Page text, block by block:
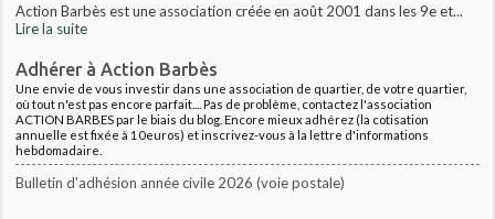
Action Barbès est une association créée en août 2001 dans les 9e et...
Lire la suite
Adhérer à Action Barbès
Une envie de vous investir dans une association de quartier, de votre quartier,
où tout n'est pas encore parfait.... Pas de problème, contactez l'association
ACTION BARBES par le biais du blog. Encore mieux adhérez (la cotisation
annuelle est fixée à 10euros) et inscrivez-vous à la lettre d'informations
hebdomadaire.
Bulletin d'adhésion année civile 2026 (voie postale)